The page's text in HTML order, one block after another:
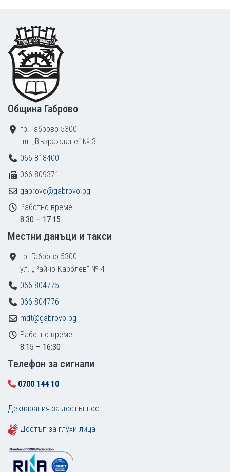
Footer
Община Габрово
гр. Габрово 5300
пл. „Възраждане“ № 3
066 818400
066 809371
gabrovo@gabrovo.bg
Работно време
8:30 – 17:15
Местни данъци и такси
гр. Габрово 5300
ул. „Райчо Каролев“ № 4
066 804775
066 804776
mdt@gabrovo.bg
Работно време
8:15 – 16:30
Tелефон за сигнали
0700 144 10
Декларация за достъпност
Достъп за глухи лица